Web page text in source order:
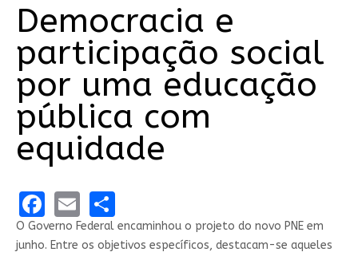
Democracia e
participação social
por uma educação
pública com
equidade
Facebook
EmailShare
O Governo Federal encaminhou o projeto do novo PNE em
junho. Entre os objetivos específicos, destacam-se aqueles